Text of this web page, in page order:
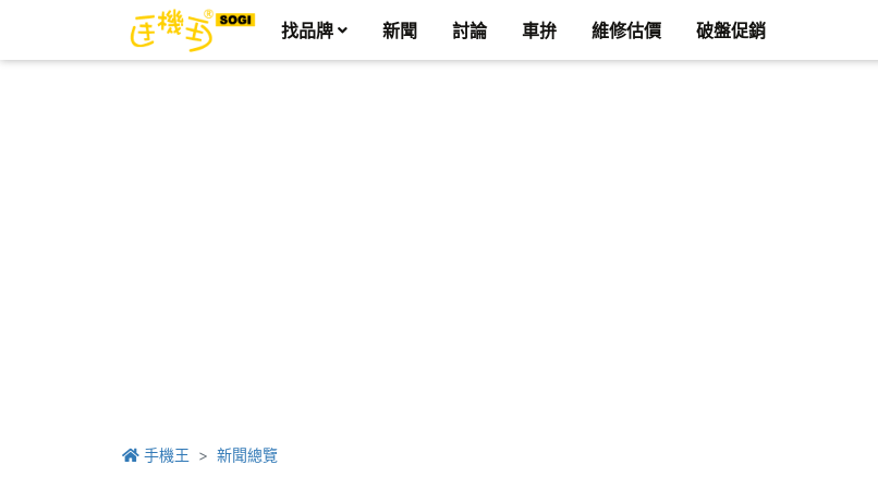
找品牌 新聞 討論 車拚 維修估價 破盤促銷
手機王 新聞總覽